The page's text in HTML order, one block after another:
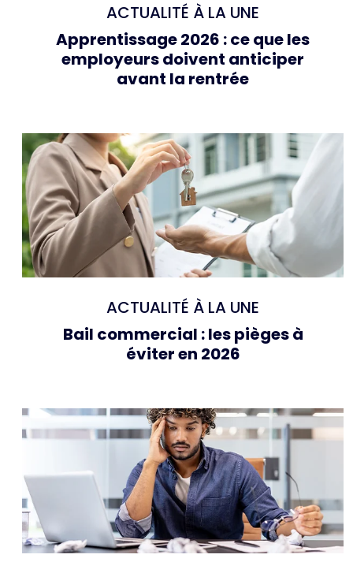
ACTUALITÉ À LA UNE
Apprentissage 2026 : ce que les
employeurs doivent anticiper
avant la rentrée
ACTUALITÉ À LA UNE
Bail commercial : les pièges à
éviter en 2026